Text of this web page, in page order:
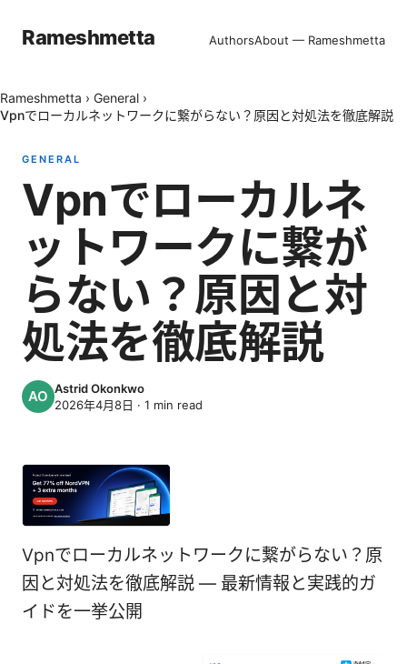
Rameshmetta AuthorsAbout — Rameshmetta
Rameshmetta › General ›
Vpnでローカルネットワークに繋がらない？原因と対処法を徹底解説
GENERAL
Vpnでローカルネ
ットワークに繋が
らない？原因と対
処法を徹底解説
Astrid Okonkwo
2026年4月8日 · 1 min read
Vpnでローカルネットワークに繋がらない？原
因と対処法を徹底解説 — 最新情報と実践的ガ
イドを一挙公開